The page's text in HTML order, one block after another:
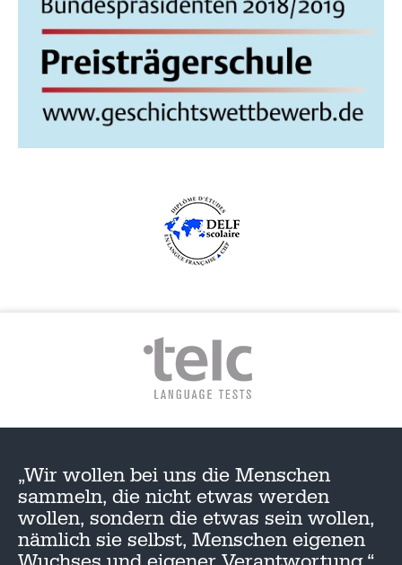
„Wir wollen bei uns die Menschen
sammeln, die nicht etwas werden
wollen, sondern die etwas sein wollen,
nämlich sie selbst, Menschen eigenen